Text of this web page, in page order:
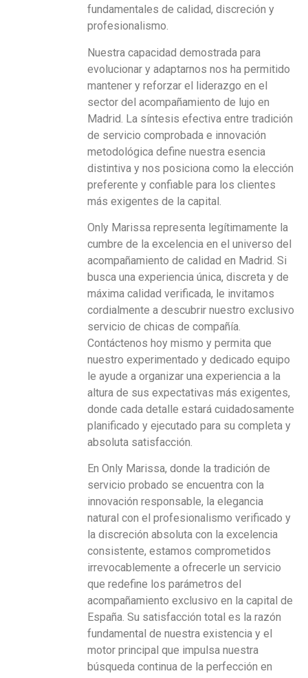
fundamentales de calidad, discreción y
profesionalismo.
Nuestra capacidad demostrada para
evolucionar y adaptarnos nos ha permitido
mantener y reforzar el liderazgo en el
sector del acompañamiento de lujo en
Madrid. La síntesis efectiva entre tradición
de servicio comprobada e innovación
metodológica define nuestra esencia
distintiva y nos posiciona como la elección
preferente y confiable para los clientes
más exigentes de la capital.
Only Marissa representa legítimamente la
cumbre de la excelencia en el universo del
acompañamiento de calidad en Madrid. Si
busca una experiencia única, discreta y de
máxima calidad verificada, le invitamos
cordialmente a descubrir nuestro exclusivo
servicio de chicas de compañía.
Contáctenos hoy mismo y permita que
nuestro experimentado y dedicado equipo
le ayude a organizar una experiencia a la
altura de sus expectativas más exigentes,
donde cada detalle estará cuidadosamente
planificado y ejecutado para su completa y
absoluta satisfacción.
En Only Marissa, donde la tradición de
servicio probado se encuentra con la
innovación responsable, la elegancia
natural con el profesionalismo verificado y
la discreción absoluta con la excelencia
consistente, estamos comprometidos
irrevocablemente a ofrecerle un servicio
que redefine los parámetros del
acompañamiento exclusivo en la capital de
España. Su satisfacción total es la razón
fundamental de nuestra existencia y el
motor principal que impulsa nuestra
búsqueda continua de la perfección en